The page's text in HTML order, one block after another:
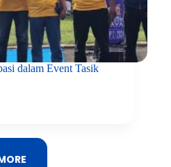
dalam Event Tasik